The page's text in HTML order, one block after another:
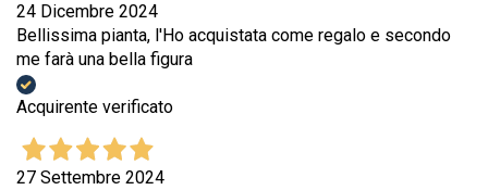
24 Dicembre 2024
Bellissima pianta, l'Ho acquistata come regalo e secondo
me farà una bella figura
Acquirente verificato
27 Settembre 2024